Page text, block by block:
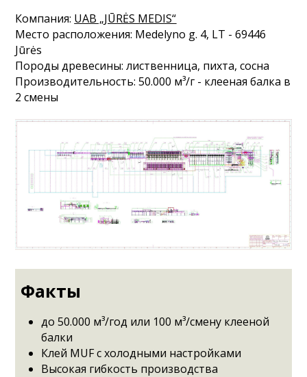
Компания: UAB „JŪRĖS MEDIS“
Место расположения: Medelyno g. 4, LT - 69446
Jūrės
Породы древесины: лиственница, пихта, сосна
Производительность: 50.000 м³/г - клееная балка в
2 смены
Факты
до 50.000 м³/год или 100 м³/смену клееной
балки
Клей MUF с холодными настройками
Высокая гибкость производства